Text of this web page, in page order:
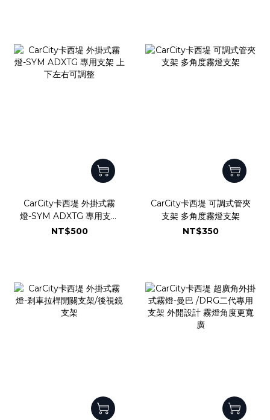
CarCity卡西堤 外掛式霧
燈-SYM ADXTG 專用支架
上下左右可調整
NT$500
CarCity卡西堤 可調式管夾
支架 多角度霧燈支架
NT$350